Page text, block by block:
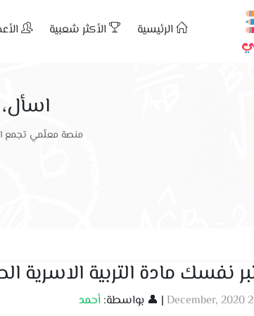
الرئيسية الأكثر شعبية
منصة معلّمي تجمع
نفسك مادة التربية الاسرية
| 👤 بواسطة: أحمد